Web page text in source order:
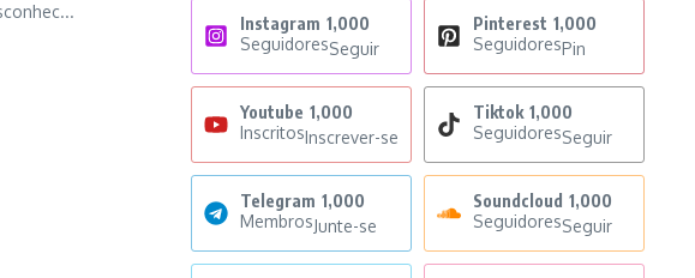
Instagram 1,000
SeguidoresSeguir
Pinterest 1,000
SeguidoresPin
Youtube 1,000
InscritosInscrever-se
Tiktok 1,000
SeguidoresSeguir
Telegram 1,000
MembrosJunte-se
Soundcloud 1,000
SeguidoresSeguir